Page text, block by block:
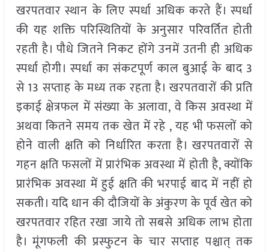
खरपतवार स्थान के लिए स्पर्धा अधिक करते हैं। स्पर्धा
की यह शक्ति परिस्थितियों के अनुसार परिवर्तित होती
रहती है। पौधे जितने निकट होंगे उनमें उतनी ही अधिक
स्पर्धा होगी। स्पर्धा का संकटपूर्ण काल बुआई के बाद 3
से 13 सप्ताह के मध्य तक रहता है। खरपतवारों की प्रति
इकाई क्षेत्रफल में संख्या के अलावा, वे किस अवस्था में
अथवा कितने समय तक खेत में रहे , यह भी फसलों को
होने वाली क्षति को निर्धारित करता है। खरपतवारों से
गहन क्षति फसलों में प्रारंभिक अवस्था में होती है, क्योंकि
प्रारंभिक अवस्था में हुई क्षति की भरपाई बाद में नहीं हो
सकती। यदि धान की दौजियों के अंकुरण के पूर्व खेत को
खरपतवार रहित रखा जाये तो सबसे अधिक लाभ होता
है। मूंगफली की प्रस्फुटन के चार सप्ताह पश्चात् तक